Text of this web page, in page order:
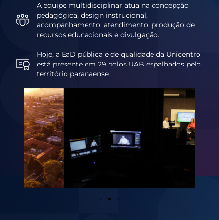
A equipe multidisciplinar atua na concepção
pedagógica, design instrucional,
acompanhamento, atendimento, produção de
recursos educacionais e divulgação.
Hoje, a EaD pública e de qualidade da Unicentro
está presente em 29 polos UAB espalhados pelo
território paranaense.